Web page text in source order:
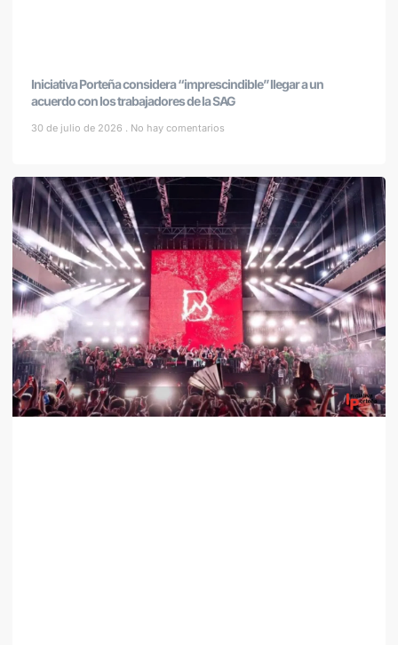
Iniciativa Porteña considera “imprescindible” llegar a un
acuerdo con los trabajadores de la SAG
30 de julio de 2026 No hay comentarios